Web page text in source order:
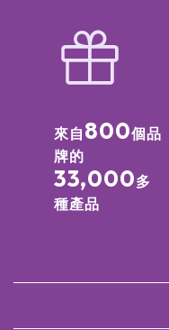
來自 800個品
牌的
33,000多
種產品